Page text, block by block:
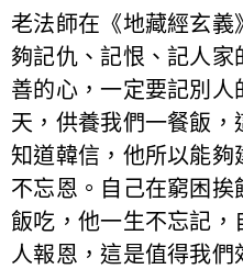
老法師在《地藏經玄
夠記仇、記恨、記人
善的心，一定要記別
天，供養我們一餐飯
知道韓信，他所以能
不忘恩。自己在窮困
飯吃，他一生不忘記
人報恩，這是值得我